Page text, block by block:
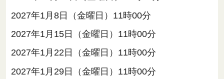
2027年1月8日（金曜日）11時00分
2027年1月15日（金曜日）11時00分
2027年1月22日（金曜日）11時00分
2027年1月29日（金曜日）11時00分